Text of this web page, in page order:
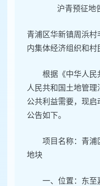
沪青预征地
青浦区华新镇周浜村
内集体经济组织和村
根据《中华人民
人民共和国土地管理
公共利益需要，现
公告如下。
项目名称：青浦
地块
一、位置：东至